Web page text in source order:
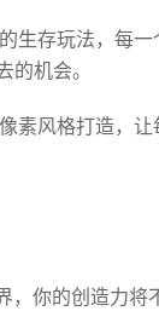
生存玩法，每
的机会。
素风格打造，
，你的创造力